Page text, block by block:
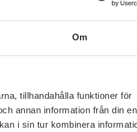
Om
tillhandahålla funktioner för
annan information från din
i sin tur kombinera